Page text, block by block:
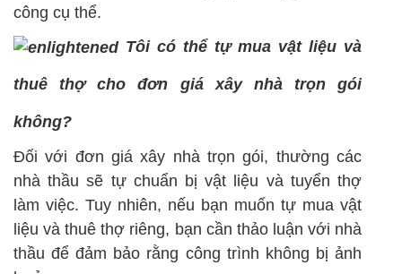
công cụ thể.
Tôi có thể tự mua vật liệu và
thuê thợ cho đơn giá xây nhà trọn gói
không?
Đối với đơn giá xây nhà trọn gói, thường các
nhà thầu sẽ tự chuẩn bị vật liệu và tuyển thợ
làm việc. Tuy nhiên, nếu bạn muốn tự mua vật
liệu và thuê thợ riêng, bạn cần thảo luận với nhà
thầu để đảm bảo rằng công trình không bị ảnh